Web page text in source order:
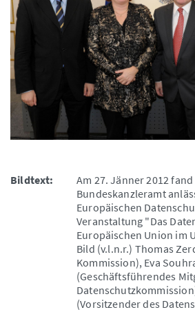
Bildtext:
Am 27. Jänner 2012 fand
Bundeskanzleramt
Europäischen
Veranstaltung "Das
Europäischen Union im
Bild (v.l.n.r.) Thomas
Kommission), Eva
(Geschäftsführendes
(Vorsitzender des